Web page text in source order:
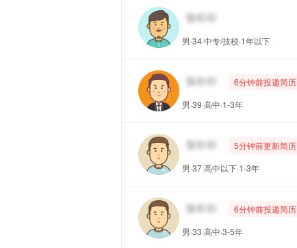
男·34·中专/技校·1年以下
6分钟前投递简历
男·39·高中·1-3年
5分钟前更新简历
男·37·高中以下·1-3年
6分钟前投递简历
男·33·高中·3-5年